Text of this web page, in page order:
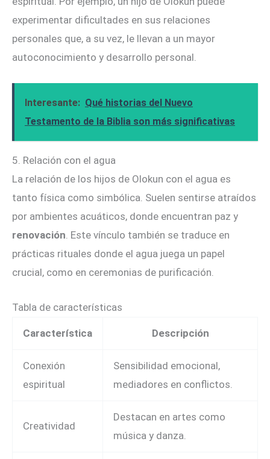
experimentar dificultades en sus relaciones
personales que, a su vez, le llevan a un mayor
autoconocimiento y desarrollo personal.
Interesante: Qué historias del Nuevo
Testamento de la Biblia son más significativas
5. Relación con el agua
La relación de los hijos de Olokun con el agua es
tanto física como simbólica. Suelen sentirse atraídos
por ambientes acuáticos, donde encuentran paz y
renovación. Este vínculo también se traduce en
prácticas rituales donde el agua juega un papel
crucial, como en ceremonias de purificación.
Tabla de características
Característica Descripción
Conexión
espiritual
Sensibilidad emocional,
mediadores en conflictos.
Creatividad
Destacan en artes como
música y danza.